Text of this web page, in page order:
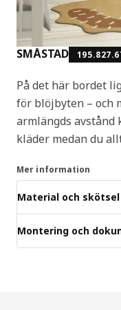
SMÅSTAD
På det här bordet
för blöjbyten – och
armlängds avstånd
kläder medan du
Mer information
Material och skötsel
Montering och